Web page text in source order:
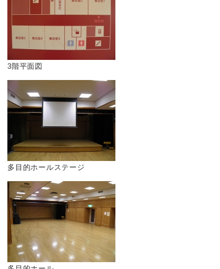
​3階平面図
​多目的ホールステージ